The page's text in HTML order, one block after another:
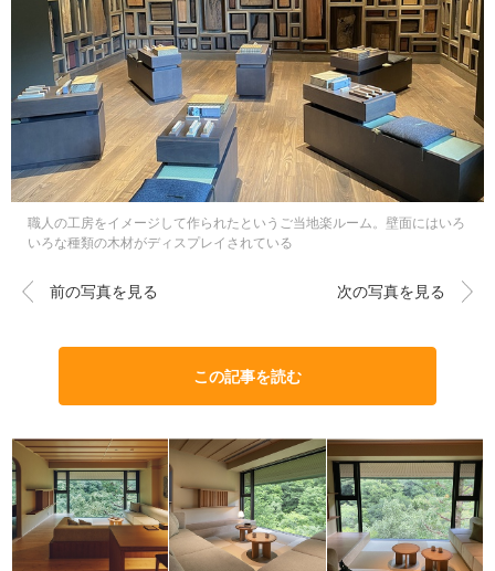
職人の工房をイメージして作られたというご当地楽ルーム。壁面にはいろ
いろな種類の木材がディスプレイされている
前の写真を見る 次の写真を見る
この記事を読む